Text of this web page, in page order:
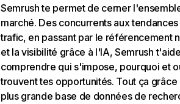
Semrush te permet de cerner
marché. Des concurrents aux
trafic, en passant par le référencement
et la visibilité grâce à l'IA, Semrush
comprendre qui s'impose, pourquoi et
trouvent tes opportunités. Tout ça grâce
plus grande base de données de